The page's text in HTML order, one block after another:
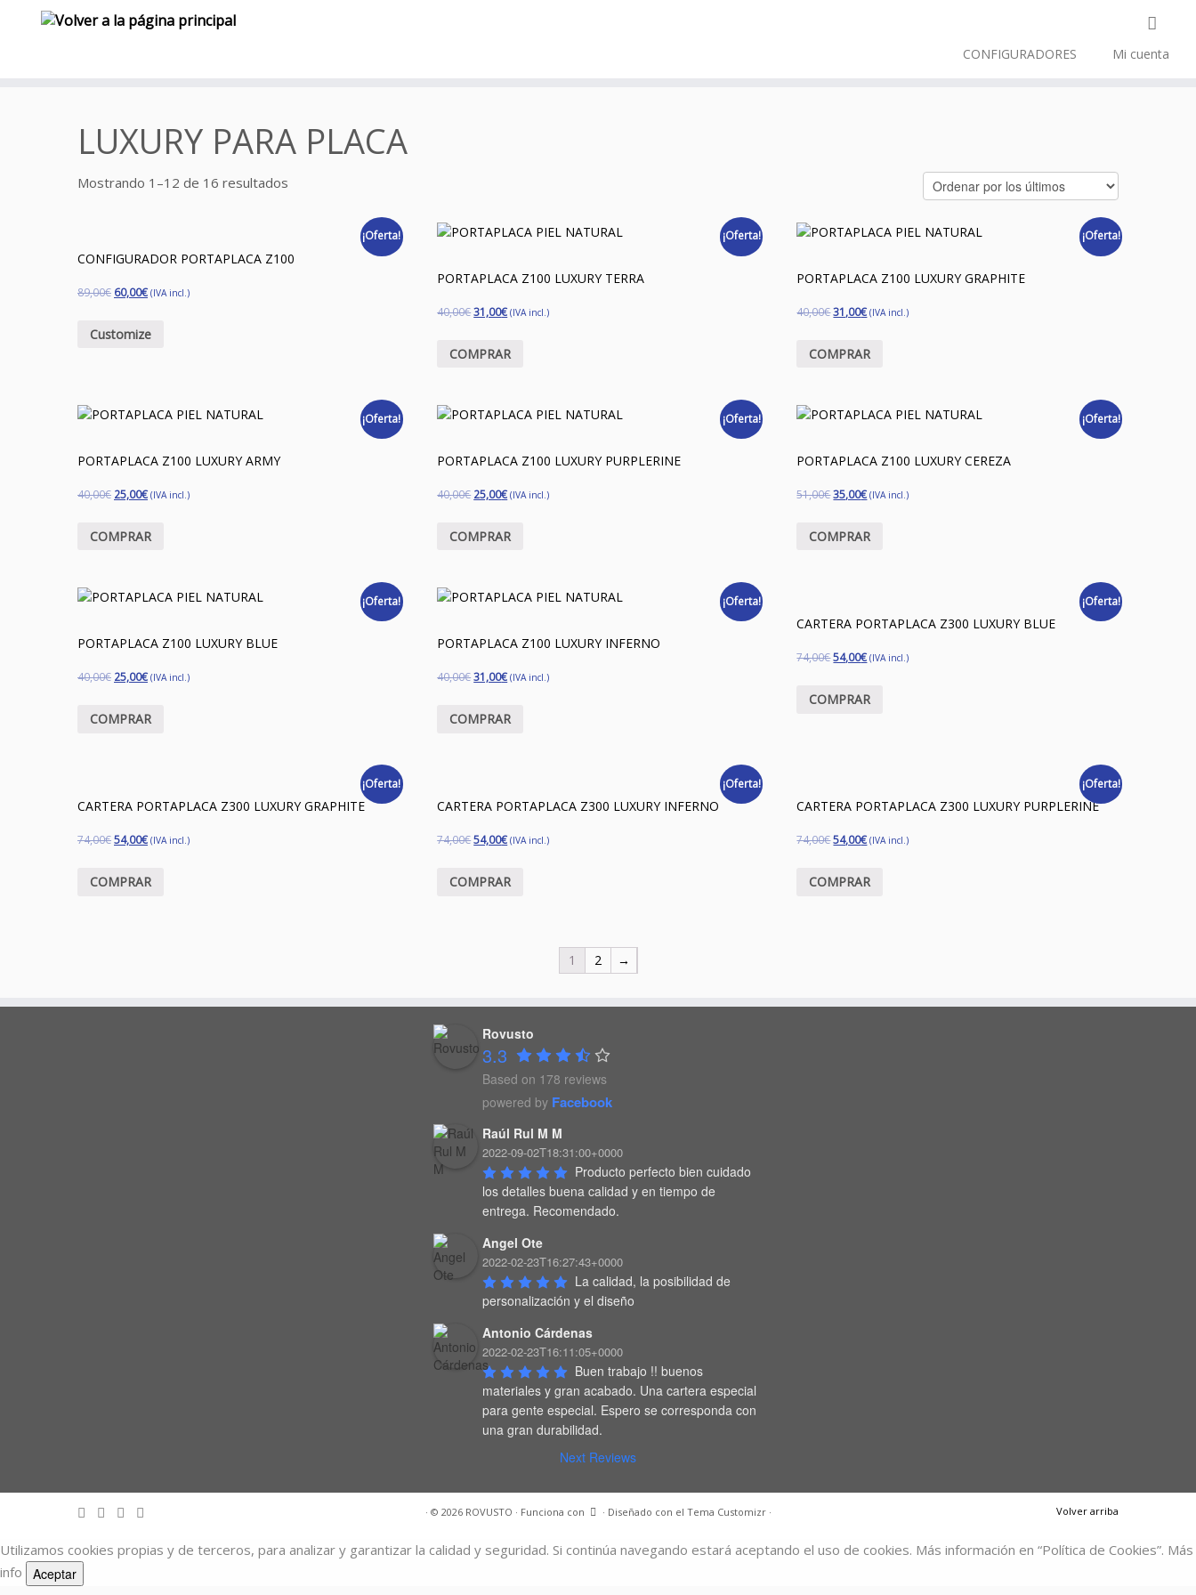
CONFIGURADORES Mi cuenta
LUXURY PARA PLACA
Mostrando 1–12 de 16 resultados
¡Oferta!
CONFIGURADOR PORTAPLACA Z100
89,00€ 60,00€ (IVA incl.)
Customize
¡Oferta!
PORTAPLACA Z100 LUXURY TERRA
40,00€31,00€ (IVA incl.)
COMPRAR
¡Oferta!
PORTAPLACA Z100 LUXURY GRAPHITE
40,00€31,00€ (IVA incl.)
COMPRAR
¡Oferta!
PORTAPLACA Z100 LUXURY ARMY
40,00€ 25,00€ (IVA incl.)
COMPRAR
¡Oferta!
PORTAPLACA Z100 LUXURY PURPLERINE
40,00€ 25,00€ (IVA incl.)
COMPRAR
¡Oferta!
PORTAPLACA Z100 LUXURY CEREZA
51,00€35,00€ (IVA incl.)
COMPRAR
¡Oferta!
PORTAPLACA Z100 LUXURY BLUE
40,00€ 25,00€ (IVA incl.)
COMPRAR
¡Oferta!
PORTAPLACA Z100 LUXURY INFERNO
40,00€31,00€ (IVA incl.)
COMPRAR
¡Oferta!
CARTERA PORTAPLACA Z300 LUXURY BLUE
74,00€54,00€ (IVA incl.)
COMPRAR
¡Oferta!
CARTERA PORTAPLACA Z300 LUXURY GRAPHITE
74,00€54,00€ (IVA incl.)
COMPRAR
¡Oferta!
CARTERA PORTAPLACA Z300 LUXURY INFERNO
74,00€54,00€ (IVA incl.)
COMPRAR
¡Oferta!
CARTERA PORTAPLACA Z300 LUXURY PURPLERINE
74,00€54,00€ (IVA incl.)
COMPRAR
1 2 →
Rovusto
3.3
Based on 178 reviews
powered by Facebook
Raúl Rul M M
2022-09-02T18:31:00+0000
Producto perfecto bien cuidado
los detalles buena calidad y en tiempo de
entrega. Recomendado.
Angel Ote
2022-02-23T16:27:43+0000
La calidad, la posibilidad de
personalización y el diseño
Antonio Cárdenas
2022-02-23T16:11:05+0000
Buen trabajo !! buenos
materiales y gran acabado. Una cartera especial
para gente especial. Espero se corresponda con
una gran durabilidad.
Next Reviews
· © 2026 ROVUSTO · Funciona con · Diseñado con el Tema Customizr· Volver arriba
Utilizamos cookies propias y de terceros, para analizar y garantizar la calidad y seguridad. Si continúa navegando estará aceptando el uso de cookies. Más información en “Política de Cookies”. Más
info
Aceptar